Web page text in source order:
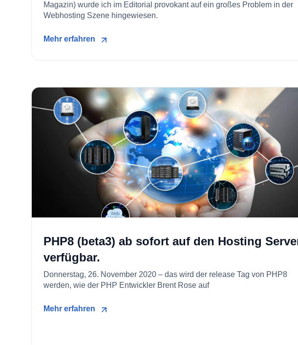
Magazin) wurde ich im Editorial provokant auf ein großes Problem in der
Webhosting Szene hingewiesen.
Mehr erfahren
PHP8 (beta3) ab sofort auf den Hosting
verfügbar.
Donnerstag, 26. November 2020 – das wird der release Tag von PHP8
werden, wie der PHP Entwickler Brent Rose auf
Mehr erfahren